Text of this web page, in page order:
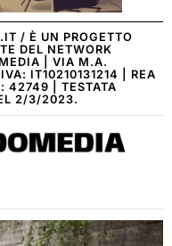
/ È UN PROGETTO
DEL NETWORK
| VIA M.A.
IT10210131214 | REA
42749 | TESTATA
2/3/2023.